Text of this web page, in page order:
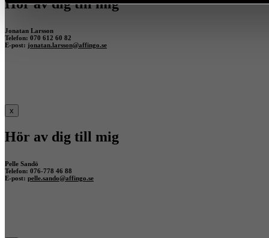
Hör av dig till mig
Jonatan Larsson
Telefon: 070 612 60 82
E-post: jonatan.larsson@affingo.se
x
Hör av dig till mig
Pelle Sandö
Telefon: 076-778 46 88
E-post: pelle.sando@affingo.se